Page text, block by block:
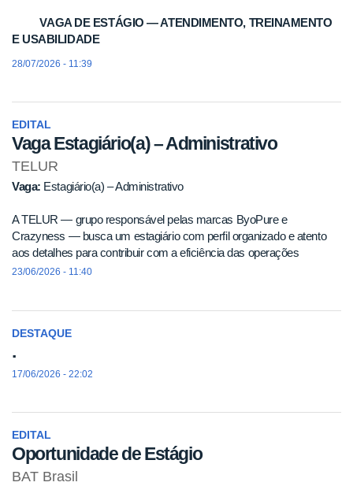
VAGA DE ESTÁGIO — ATENDIMENTO, TREINAMENTO
E USABILIDADE
28/07/2026 - 11:39
EDITAL
Vaga Estagiário(a) – Administrativo
TELUR
Vaga: Estagiário(a) – Administrativo
A TELUR — grupo responsável pelas marcas ByoPure e
Crazyness — busca um estagiário com perfil organizado e atento
aos detalhes para contribuir com a eficiência das operações
administrativas e do e-commerce.
23/06/2026 - 11:40
DESTAQUE
.
17/06/2026 - 22:02
EDITAL
Oportunidade de Estágio
BAT Brasil